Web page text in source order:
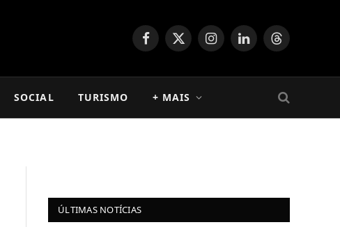
Facebook
X
InstagramLinkedInThreads
SOCIAL TURISMO + MAIS
ÚLTIMAS NOTÍCIAS